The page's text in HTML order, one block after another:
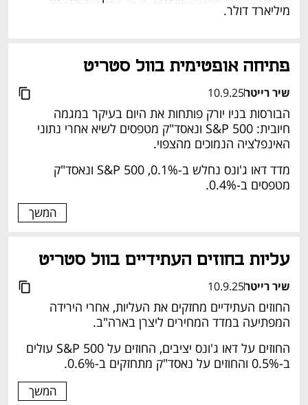
מיליארד דולר.
פתיחה אופטימית בוול סטריט
שיר רייטר10.9.25
האינפלציה הנמוכים מהצפוי.
מטפסים ב-0.4%.
המשך
עליות בחוזים העתידיים בוול סטריט
שיר רייטר10.9.25
המפתיעה במדד המחירים ליצרן בארה"ב.
ב-0.5% והחוזים על נאסד"ק מתחזקים ב-0.6%.
המשך